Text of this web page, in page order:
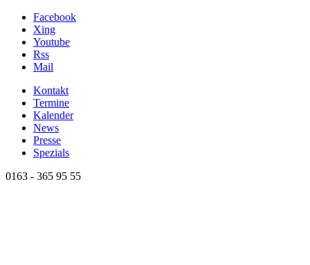
Facebook
Xing
Youtube
Rss
Mail
Kontakt
Termine
Kalender
News
Presse
Spezials
0163 - 365 95 55